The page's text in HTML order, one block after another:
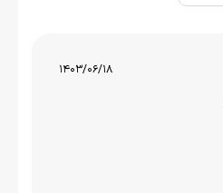
1403/06/18